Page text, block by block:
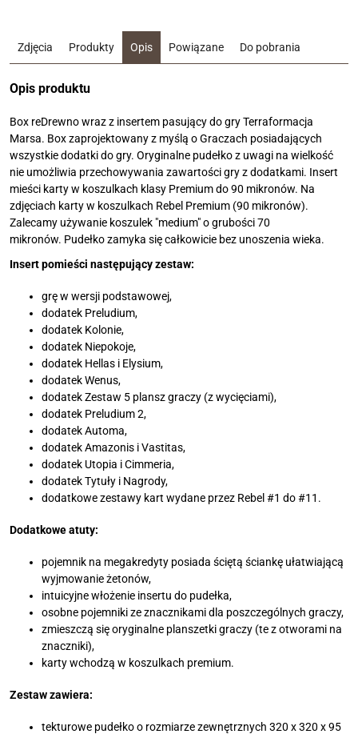
Zdjęcia Produkty Opis Powiązane Do pobrania
Opis produktu
Box reDrewno wraz z insertem pasujący do gry Terraformacja
Marsa. Box zaprojektowany z myślą o Graczach posiadających
wszystkie dodatki do gry. Oryginalne pudełko z uwagi na wielkość
nie umożliwia przechowywania zawartości gry z dodatkami. Insert
mieści karty w koszulkach klasy Premium do 90 mikronów. Na
zdjęciach karty w koszulkach Rebel Premium (90 mikronów).
Zalecamy używanie koszulek "medium" o grubości 70
mikronów. Pudełko zamyka się całkowicie bez unoszenia wieka.
Insert pomieści następujący zestaw:
grę w wersji podstawowej,
dodatek Preludium,
dodatek Kolonie,
dodatek Niepokoje,
dodatek Hellas i Elysium,
dodatek Wenus,
dodatek Zestaw 5 plansz graczy (z wycięciami),
dodatek Preludium 2,
dodatek Automa,
dodatek Amazonis i Vastitas,
dodatek Utopia i Cimmeria,
dodatek Tytuły i Nagrody,
dodatkowe zestawy kart wydane przez Rebel #1 do #11.
Dodatkowe atuty:
pojemnik na megakredyty posiada ściętą ściankę ułatwiającą
wyjmowanie żetonów,
intuicyjne włożenie insertu do pudełka,
osobne pojemniki ze znacznikami dla poszczególnych graczy,
zmieszczą się oryginalne planszetki graczy (te z otworami na
znaczniki),
karty wchodzą w koszulkach premium.
Zestaw zawiera:
tekturowe pudełko o rozmiarze zewnętrznych 320 x 320 x 95